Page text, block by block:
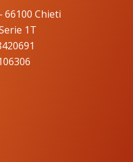
66100 Chieti
1T